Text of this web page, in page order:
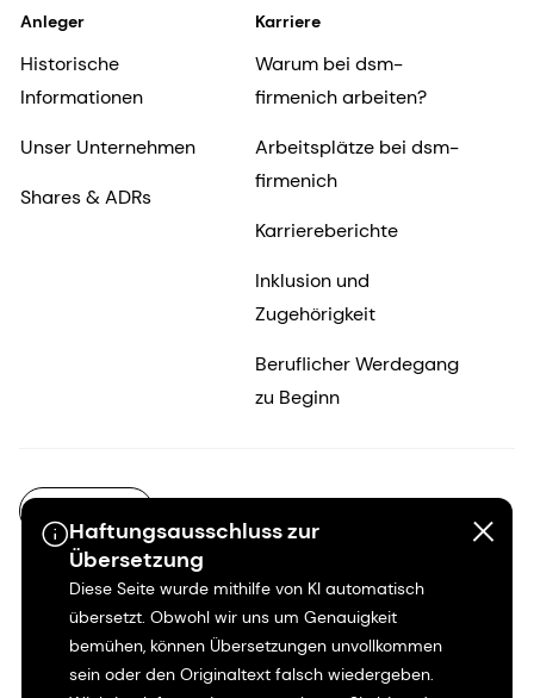
Haftungsausschluss zur
Übersetzung
Diese Seite wurde mithilfe von KI automatisch
übersetzt. Obwohl wir uns um Genauigkeit
bemühen, können Übersetzungen unvollkommen
sein oder den Originaltext falsch wiedergeben.
Anleger
Historische
Informationen
Unser Unternehmen
Shares & ADRs
Karriere
Warum bei dsm-
firmenich arbeiten?
Arbeitsplätze bei dsm-
firmenich
Karriereberichte
Inklusion und
Zugehörigkeit
Beruflicher Werdegang
zu Beginn